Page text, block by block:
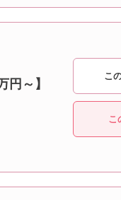
～】
こ
こ